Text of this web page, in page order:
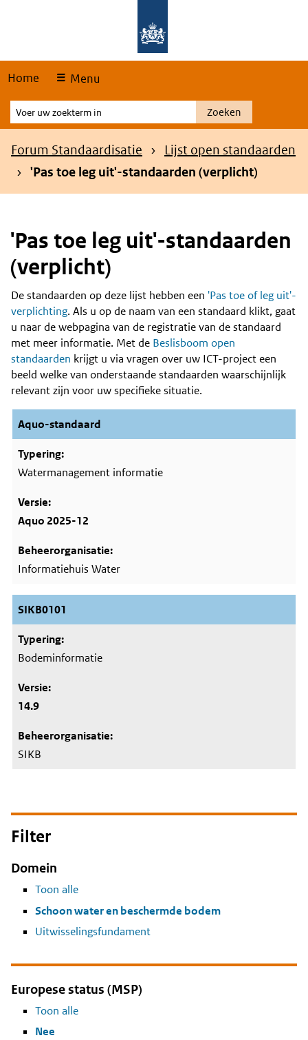
Home Menu
Voer
uw
zoekterm
Zoeken
Kruimelpad
Forum Standaardisatie
Lijst open standaarden
'Pas toe leg uit'-standaarden (verplicht)
'Pas toe leg uit'-standaarden
(verplicht)
Content
De standaarden op deze lijst hebben een 'Pas toe of leg uit'-
verplichting. Als u op de naam van een standaard klikt, gaat
u naar de webpagina van de registratie van de standaard
met meer informatie. Met de Beslisboom open
standaarden krijgt u via vragen over uw ICT-project een
beeld welke van onderstaande standaarden waarschijnlijk
relevant zijn voor uw specifieke situatie.
Aquo-standaard
Watermanagement informatie
Aquo 2025-12
Informatiehuis Water
SIKB0101
Bodeminformatie
14.9
SIKB
Filter
Domein
Toon alle
Schoon water en beschermde bodem
Uitwisselingsfundament
Europese status (MSP)
Toon alle
Nee